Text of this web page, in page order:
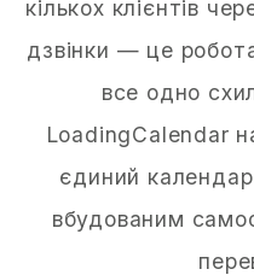
кількох клієнтів
дзвінки — це
все одно
LoadingCalendar
єдиний
вбудованим